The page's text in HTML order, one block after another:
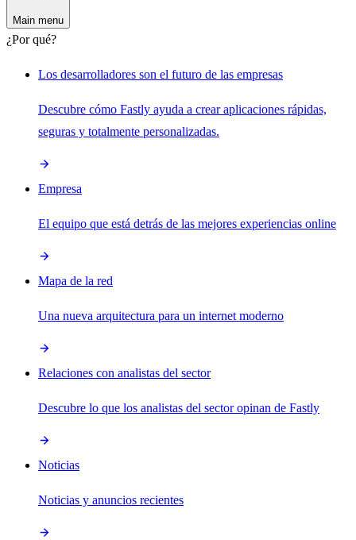
Main menu
¿Por qué?
Los desarrolladores son el futuro de las empresas
Descubre cómo Fastly ayuda a crear aplicaciones rápidas,
seguras y totalmente personalizadas.
Empresa
El equipo que está detrás de las mejores experiencias online
Mapa de la red
Una nueva arquitectura para un internet moderno
Relaciones con analistas del sector
Descubre lo que los analistas del sector opinan de Fastly
Noticias
Noticias y anuncios recientes